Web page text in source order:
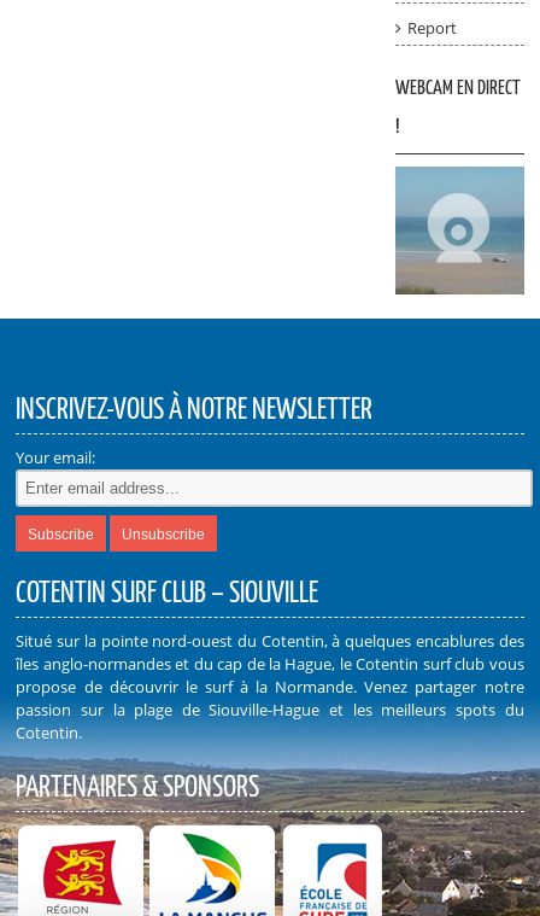
Report
WEBCAM EN DIRECT
!
INSCRIVEZ-VOUS À NOTRE NEWSLETTER
Your email:
COTENTIN SURF CLUB – SIOUVILLE
Situé sur la pointe nord-ouest du Cotentin, à quelques encablures des
îles anglo-normandes et du cap de la Hague, le Cotentin surf club vous
propose de découvrir le surf à la Normande. Venez partager notre
passion sur la plage de Siouville-Hague et les meilleurs spots du
Cotentin.
PARTENAIRES & SPONSORS